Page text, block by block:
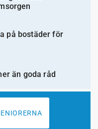
på bostäder för
än goda råd